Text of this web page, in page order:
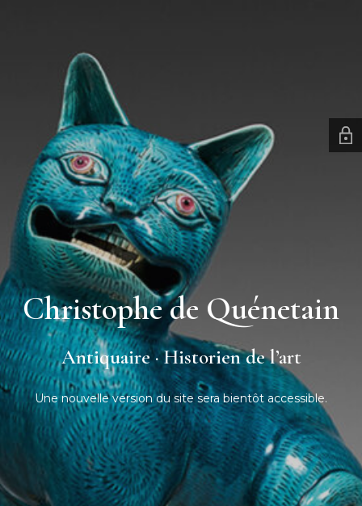
Christophe de Quénetain
Antiquaire · Historien de l’art
Une nouvelle version du site sera bientôt accessible.